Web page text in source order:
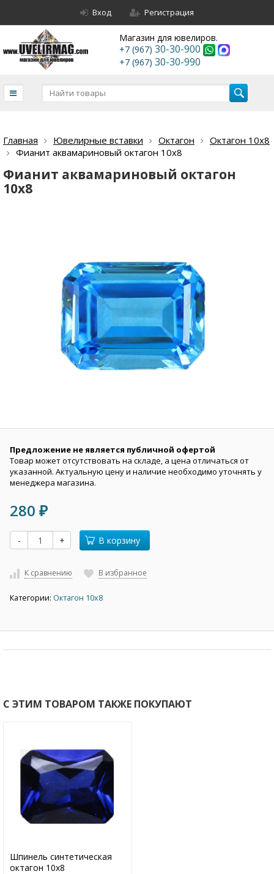
Вход Регистрация
Магазин для ювелиров.
+7 (967) 30-30-900
+7 (967) 30-30-990
Главная Ювелирные вставки Октагон
Октагон 10х8
Фианит аквамариновый октагон 10х8
Фианит аквамариновый октагон
10х8
Предложение не является публичной офертой
Товар может отсутствовать на складе, а цена отличаться от
указанной. Актуальную цену и наличие необходимо уточнять у
менеджера магазина.
280 ₽
- + В корзину
К сравнению В избранное
Категории: Октагон 10х8
С ЭТИМ ТОВАРОМ ТАКЖЕ ПОКУПАЮТ
Шпинель синтетическая
октагон 10х8